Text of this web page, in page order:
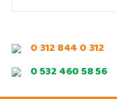
0 312 844 0 312
0 532 460 58 56